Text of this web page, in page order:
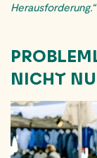
Herausforderung.“
NICHT